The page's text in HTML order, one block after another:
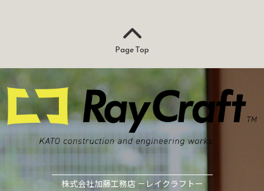
Page Top
株式会社加藤工務店 －レイクラフトー